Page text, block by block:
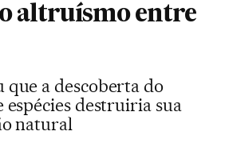
altruísmo entre
a descoberta do
destruiria sua
natural